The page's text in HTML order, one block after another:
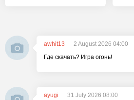
awhit13
2 August 2026 04:00
Где скачать? Игра огонь!
ayugi
31 July 2026 08:00